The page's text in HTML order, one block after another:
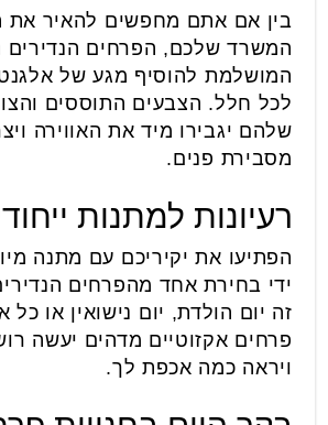
בין אם אתם מחפשים להאיר את
המשרד שלכם, הפרחים הנדירים
המושלמת להוסיף מגע של
לכל חלל. הצבעים התוססים
שלהם יגבירו מיד את האווירה
מסבירת פנים.
רעיונות למתנות
הפתיעו את יקיריכם עם מתנה
ידי בחירת אחד מהפרחים
זה יום הולדת, יום נישואין או כל
פרחים אקזוטיים מדהים יעשה
ויראה כמה אכפת לך.